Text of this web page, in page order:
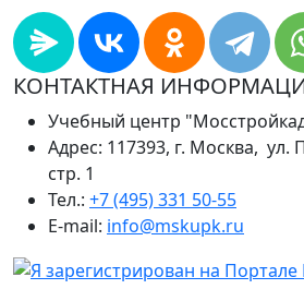
КОНТАКТНАЯ
Учебный центр
Адрес: 117393, г. Москва,
стр. 1
Тел.: +7 (495) 331 50-55
E-mail: info@mskupk.ru